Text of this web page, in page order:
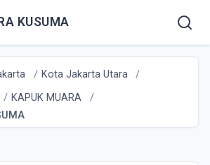
KUSUMA
Kota Jakarta Utara
KAPUK MUARA